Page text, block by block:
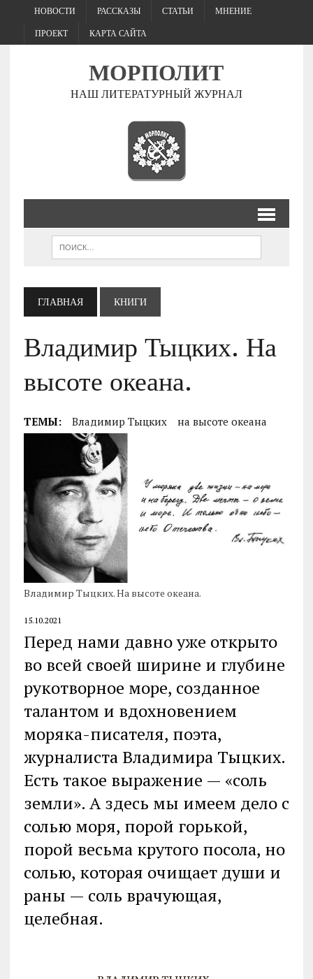
НОВОСТИ РАССКАЗЫ СТАТЬИ МНЕНИЕ
ПРОЕКТ КАРТА САЙТА
МОРПОЛИТ
НАШ ЛИТЕРАТУРНЫЙ ЖУРНАЛ
ГЛАВНАЯ КНИГИ
Владимир Тыцких. На
высоте океана.
ТЕМЫ: Владимир Тыцких на высоте океана
Владимир Тыцких. На высоте океана.
15.10.2021
Перед нами давно уже открыто
во всей своей ширине и глубине
рукотворное море, созданное
талантом и вдохновением
моряка-писателя, поэта,
журналиста Владимира Тыцких.
Есть такое выражение — «соль
земли». А здесь мы имеем дело с
солью моря, порой горькой,
порой весьма крутого посола, но
солью, которая очищает души и
раны — соль врачующая,
целебная.